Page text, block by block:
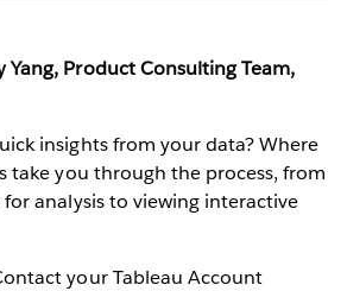
Yang, Product Consulting Team,
insights from your data? Where
take you through the process, from
analysis to viewing interactive
your Tableau Account